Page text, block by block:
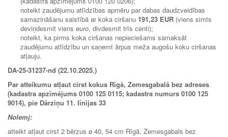
noteikt zaudējumu atlīdzības apmēru par dabas daudzveidības
samazināšanu saistībā ar koka ciršanu 191,23 EUR (viens simts
deviņdesmit viens euro, divdesmit trīs centi);
noteikt, ka pirms koka ciršanas nepieciešams samaksāt
zaudējumu atlīdzību un saņemt ārpus meža augošu koku ciršanas
atļauju.
DA-25-31237-nd (22.10.2025.)
Par atteikumu atļaut cirst kokus Rīgā, Zemesgabalā bez adreses
(kadastra apzīmējums 0100 125 0115; kadastra numurs 0100 125
9014), pie Dārziņu 11. līnijas 33
Nolemj:
atteikt atļaut cirst 2 bērzus ø 40, 54 cm Rīgā, Zemesgabals bez